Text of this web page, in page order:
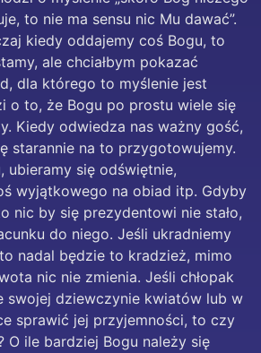
to nie ma sensu nic Mu dawać”.
kiedy oddajemy coś Bogu, to
ale chciałbym pokazać
dla którego to myślenie jest
o to, że Bogu po prostu wiele się
Kiedy odwiedza nas ważny gość,
starannie na to przygotowujemy.
ubieramy się odświętnie,
wyjątkowego na obiad itp. Gdyby
nic by się prezydentowi nie stało,
do niego. Jeśli ukradniemy
nadal będzie to kradzież, mimo
nic nie zmienia. Jeśli chłopak
swojej dziewczynie kwiatów lub w
sprawić jej przyjemności, to czy
O ile bardziej Bogu należy się